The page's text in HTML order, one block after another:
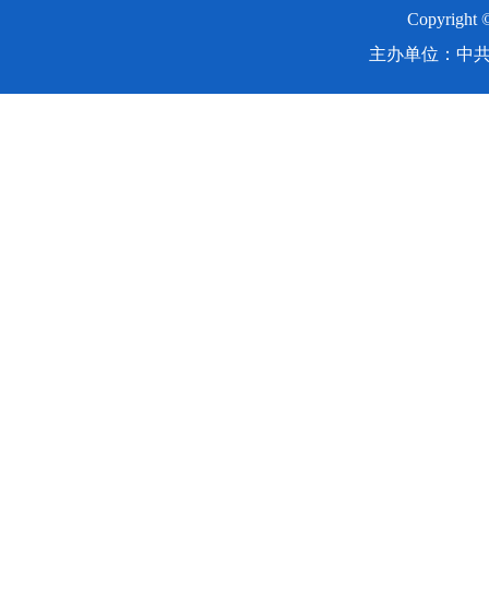
Copyright
主办单位：中